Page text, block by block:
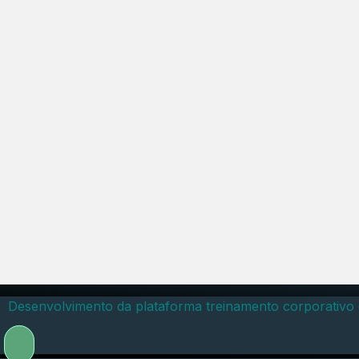
Desenvolvimento da plataforma treinamento corporativo